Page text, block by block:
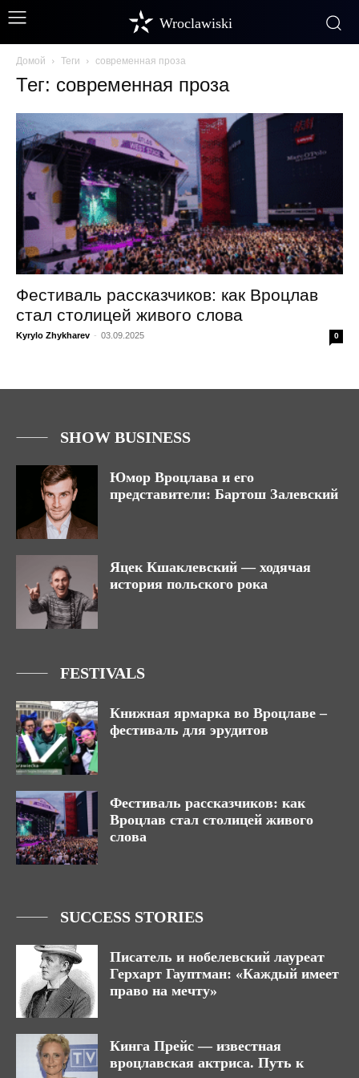
Wroclawiski
Домой Теги современная проза
Тег: современная проза
Фестиваль рассказчиков: как Вроцлав
стал столицей живого слова
Kyrylo Zhykharev - 03.09.2025 0
SHOW BUSINESS
Юмор Вроцлава и его
представители: Бартош Залевский
Яцек Кшаклевский — ходячая
история польского рока
FESTIVALS
Книжная ярмарка во Вроцлаве –
фестиваль для эрудитов
Фестиваль рассказчиков: как
Вроцлав стал столицей живого
слова
SUCCESS STORIES
Писатель и нобелевский лауреат
Герхарт Гауптман: «Каждый имеет
право на мечту»
Кинга Прейс — известная
вроцлавская актриса. Путь к